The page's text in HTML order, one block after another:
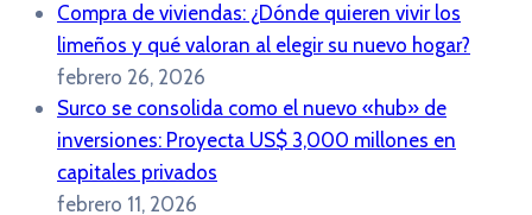
Compra de viviendas: ¿Dónde quieren vivir los
limeños y qué valoran al elegir su nuevo hogar?
febrero 26, 2026
Surco se consolida como el nuevo «hub» de
inversiones: Proyecta US$ 3,000 millones en
capitales privados
febrero 11, 2026